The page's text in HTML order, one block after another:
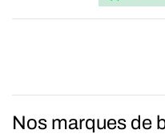
Nos marques de